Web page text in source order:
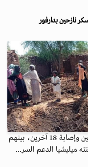
أعلنت شبكة أطباء السودان، مقتل 10 مدنيين وإصابة 18 آخرين، بينهم
ميليشيا الدعم السر...